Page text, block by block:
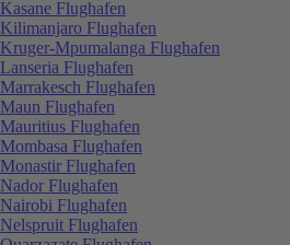
Kasane Flughafen
Kilimanjaro Flughafen
Kruger-Mpumalanga Flughafen
Lanseria Flughafen
Marrakesch Flughafen
Maun Flughafen
Mauritius Flughafen
Mombasa Flughafen
Monastir Flughafen
Nador Flughafen
Nairobi Flughafen
Nelspruit Flughafen